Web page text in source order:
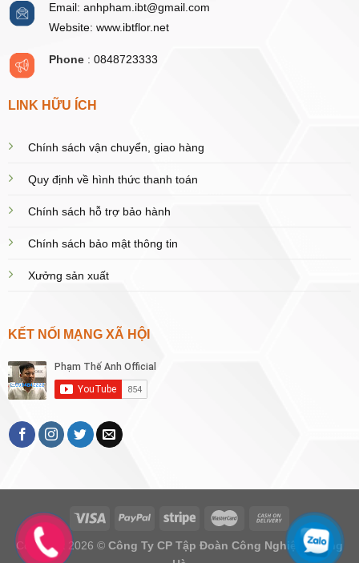
Email: anhpham.ibt@gmail.com
Website: www.ibtflor.net
Phone: 0848723333
LINK HỮU ÍCH
Chính sách vận chuyển, giao hàng
Quy định về hình thức thanh toán
Chính sách hỗ trợ bảo hành
Chính sách bảo mật thông tin
Xưởng sản xuất
KẾT NỐI MẠNG XÃ HỘI
Copyright 2026 © Công Ty CP Tập Đoàn Công Nghiệp Hoàng